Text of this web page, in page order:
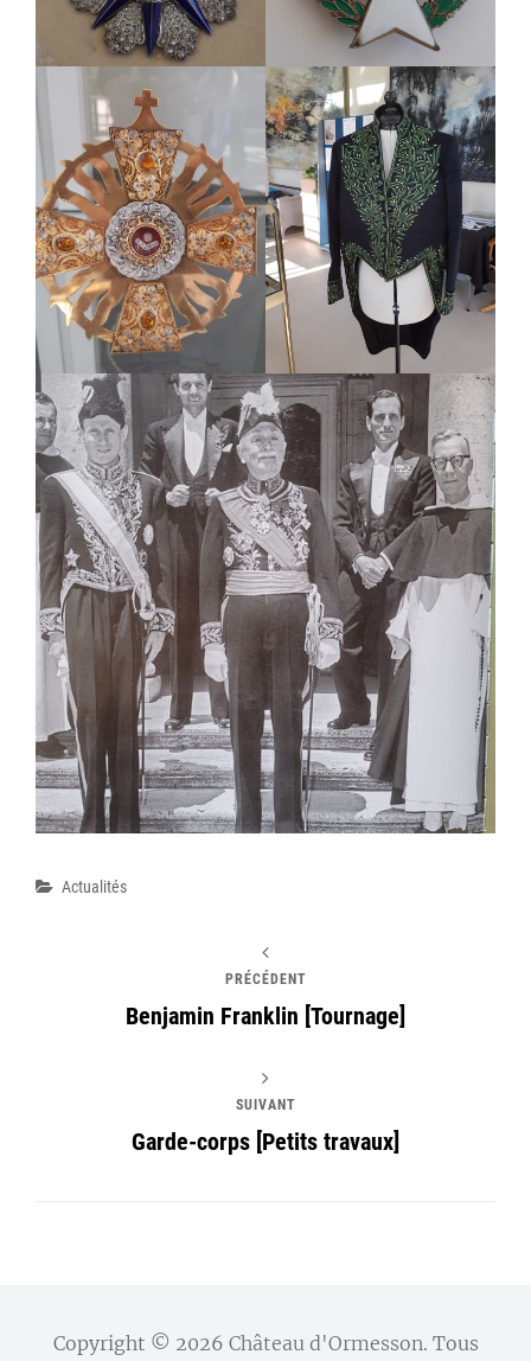
Catégories
Actualités
PRÉCÉDENT
Benjamin Franklin [Tournage]
SUIVANT
Garde-corps [Petits travaux]
Copyright © 2026 Château d'Ormesson. Tous